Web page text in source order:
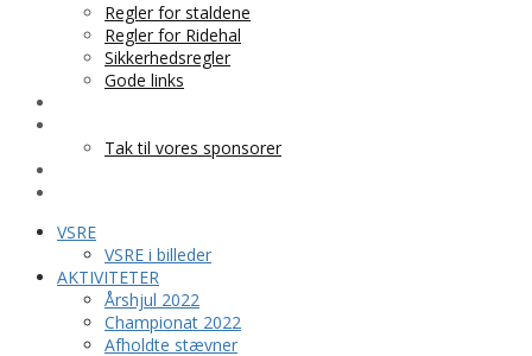
Regler for staldene
Regler for Ridehal
Sikkerhedsregler
Gode links
Tak til vores sponsorer
VSRE
VSRE i billeder
AKTIVITETER
Årshjul 2022
Championat 2022
Afholdte stævner